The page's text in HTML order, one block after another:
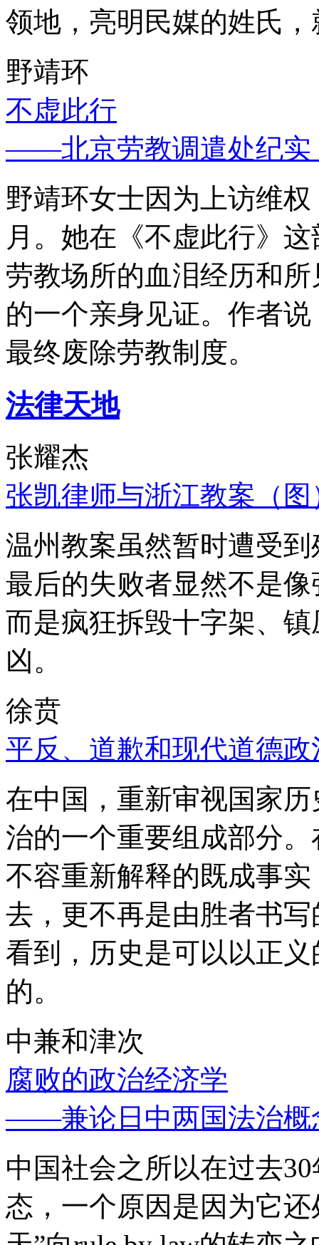
领地，亮明民媒的姓氏
野靖环
不虚此行
——北京劳教调遣处纪实
野靖环女士因为上访维
月。她在《不虚此行》
劳教场所的血泪经历和
的一个亲身见证。作者
最终废除劳教制度。
法律天地
张耀杰
张凯律师与浙江教案（图
温州教案虽然暂时遭受
最后的失败者显然不是
而是疯狂拆毁十字架、
凶。
徐贲
平反、道歉和现代道德政
在中国，重新审视国家
治的一个重要组成部分
不容重新解释的既成事
去，更不再是由胜者书
看到，历史是可以以正
的。
中兼和津次
腐败的政治经济学
——兼论日中两国法治概
中国社会之所以在过去
态，一个原因是因为它